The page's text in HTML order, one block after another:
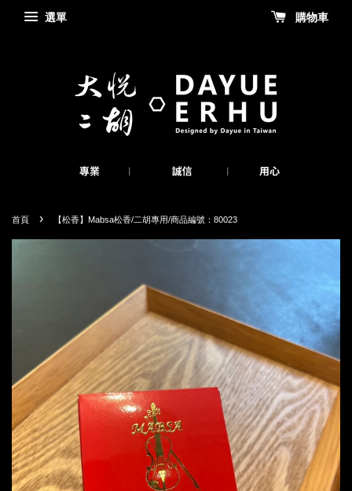
選單 購物車
首頁 › 【松香】Mabsa松香/二胡專用/商品編號：80023